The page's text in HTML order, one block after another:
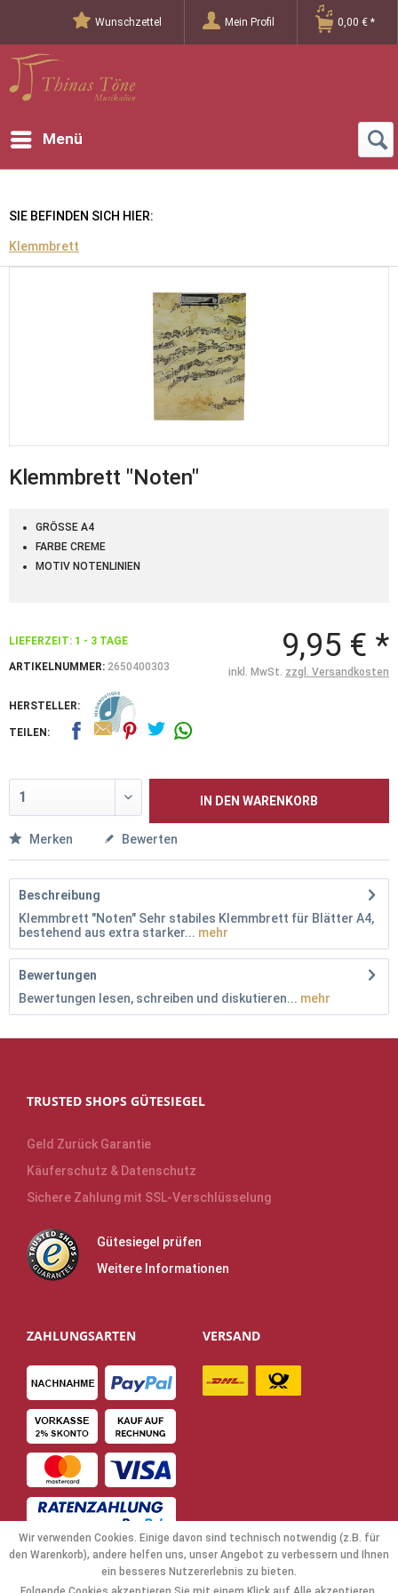
Wunschzettel Mein Profil 0,00 € *
Menü
SIE BEFINDEN SICH HIER:
Klemmbrett
Klemmbrett "Noten"
GRÖSSE A4
FARBE CREME
MOTIV NOTENLINIEN
LIEFERZEIT: 1 - 3 TAGE
ARTIKELNUMMER: 2650400303
HERSTELLER:
9,95 € *
inkl. MwSt. zzgl. Versandkosten
TEILEN:
IN DEN WARENKORB
Merken Bewerten
Beschreibung
Klemmbrett "Noten" Sehr stabiles Klemmbrett für Blätter A4,
bestehend aus extra starker... mehr
Bewertungen
Bewertungen lesen, schreiben und diskutieren... mehr
TRUSTED SHOPS GÜTESIEGEL
Geld Zurück Garantie
Käuferschutz & Datenschutz
Sichere Zahlung mit SSL-Verschlüsselung
Gütesiegel prüfen
Weitere Informationen
ZAHLUNGSARTEN VERSAND
Wir verwenden Cookies. Einige davon sind technisch notwendig (z.B. für
den Warenkorb), andere helfen uns, unser Angebot zu verbessern und Ihnen
ein besseres Nutzererlebnis zu bieten.